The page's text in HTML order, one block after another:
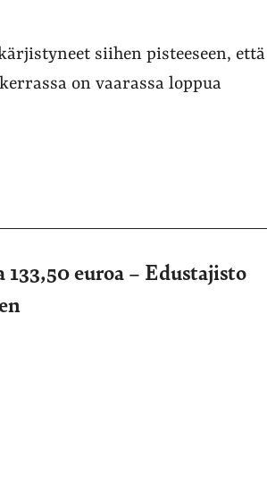
siihen pisteeseen,
on vaarassa loppua
euroa – Edustajisto